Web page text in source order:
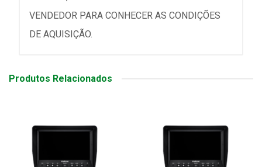
VENDEDOR PARA CONHECER AS CONDIÇÕES
DE AQUISIÇÃO.
Produtos Relacionados